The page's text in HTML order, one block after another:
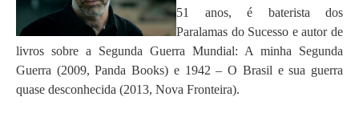
51 anos, é baterista dos
Paralamas do Sucesso e autor de
livros sobre a Segunda Guerra Mundial: A minha Segunda
Guerra (2009, Panda Books) e 1942 – O Brasil e sua guerra
quase desconhecida (2013, Nova Fronteira).